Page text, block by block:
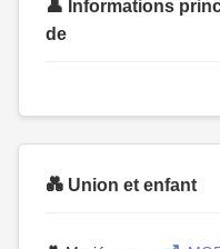
👤 Informations
de
💑 Union et enfant